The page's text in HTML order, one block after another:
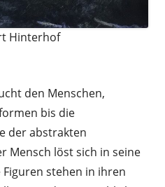
Hinterhof
den Menschen,
bis die
der abstrakten
Mensch löst sich in seine
stehen in ihren